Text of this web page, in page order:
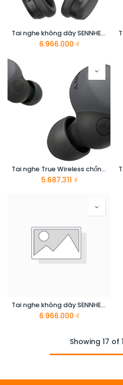
Tai nghe không dây SENNHEISER Accentum Plus (Đen)
6.966.000 ₫
Tai nghe True Wireless chống ồn LinkBuds SONY WF-LS900N
5.687.311 ₫
Tai nghe không dây SENNHEISER Accentum Plus (Trắng)
6.966.000 ₫
Showing 17 of